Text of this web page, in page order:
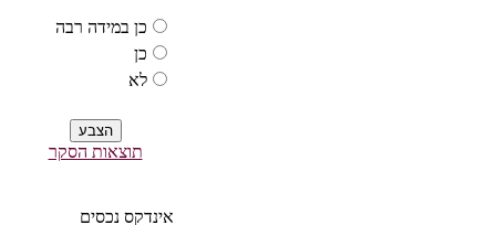
כן במידה רבה
כן
לא
תוצאות הסקר
אינדקס נכסים